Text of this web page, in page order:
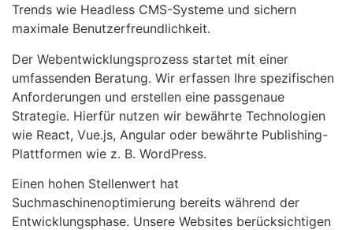
Trends wie Headless CMS-Systeme und sichern
maximale Benutzerfreundlichkeit.
Der Webentwicklungsprozess startet mit einer
umfassenden Beratung. Wir erfassen Ihre spezifischen
Anforderungen und erstellen eine passgenaue
Strategie. Hierfür nutzen wir bewährte Technologien
wie React, Vue.js, Angular oder bewährte Publishing-
Plattformen wie z. B. WordPress.
Einen hohen Stellenwert hat
Suchmaschinenoptimierung bereits während der
Entwicklungsphase. Unsere Websites berücksichtigen